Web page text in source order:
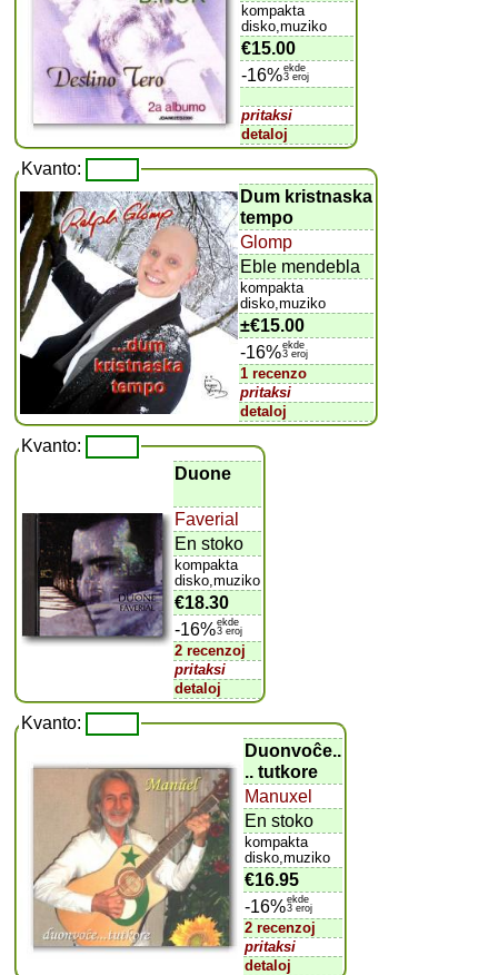
kompakta
disko,muziko
€15.00
-16%ekde
3 eroj
pritaksi
detaloj
Kvanto:
Dum kristnaska
tempo
Glomp
Eble mendebla
kompakta
disko,muziko
±€15.00
-16%ekde
3 eroj
1 recenzo
pritaksi
detaloj
Kvanto:
Duone
Faverial
En stoko
kompakta
disko,muziko
€18.30
-16%ekde
3 eroj
2 recenzoj
pritaksi
detaloj
Kvanto:
Duonvoĉe..
.. tutkore
Manuxel
En stoko
kompakta
disko,muziko
€16.95
-16%ekde
3 eroj
2 recenzoj
pritaksi
detaloj